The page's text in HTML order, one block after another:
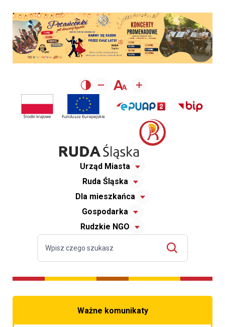
Urząd Miasta
Ruda Śląska
Dla mieszkańca
Gospodarka
Rudzkie NGO
Ważne komunikaty